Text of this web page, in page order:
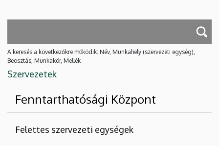
A keresés a következőkre működik: Név, Munkahely (szervezeti egység),
Beosztás, Munkakör, Mellék
Szervezetek
Fenntarthatósági Központ
Felettes szervezeti egységek